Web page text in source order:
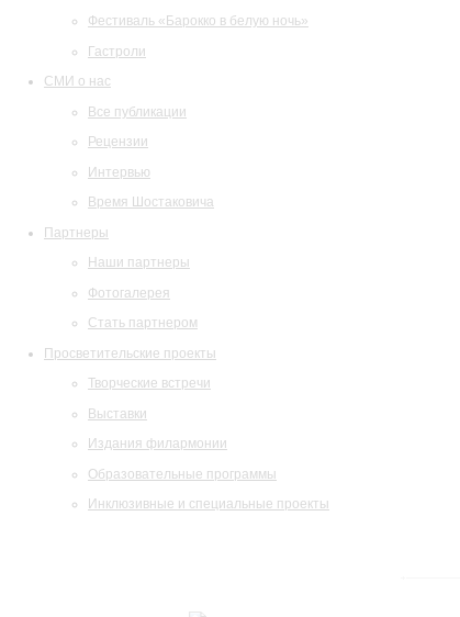
Фестиваль «Барокко в белую ночь»
Гастроли
СМИ о нас
Все публикации
Рецензии
Интервью
Время Шостаковича
Партнеры
Наши партнеры
Фотогалерея
Стать партнером
Просветительские проекты
Творческие встречи
Выставки
Издания филармонии
Образовательные программы
Инклюзивные и специальные проекты